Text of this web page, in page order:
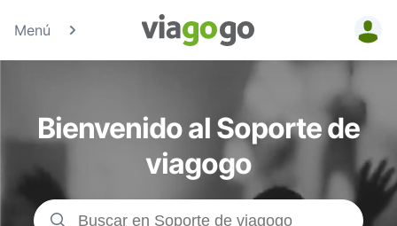
Menú
Entradas
para
Conciertos,
Deporte y
Bienvenido al Soporte de
viagogo